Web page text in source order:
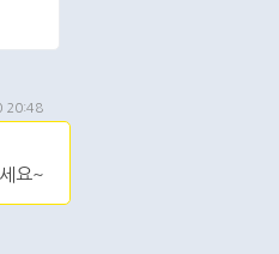
20:48
요~